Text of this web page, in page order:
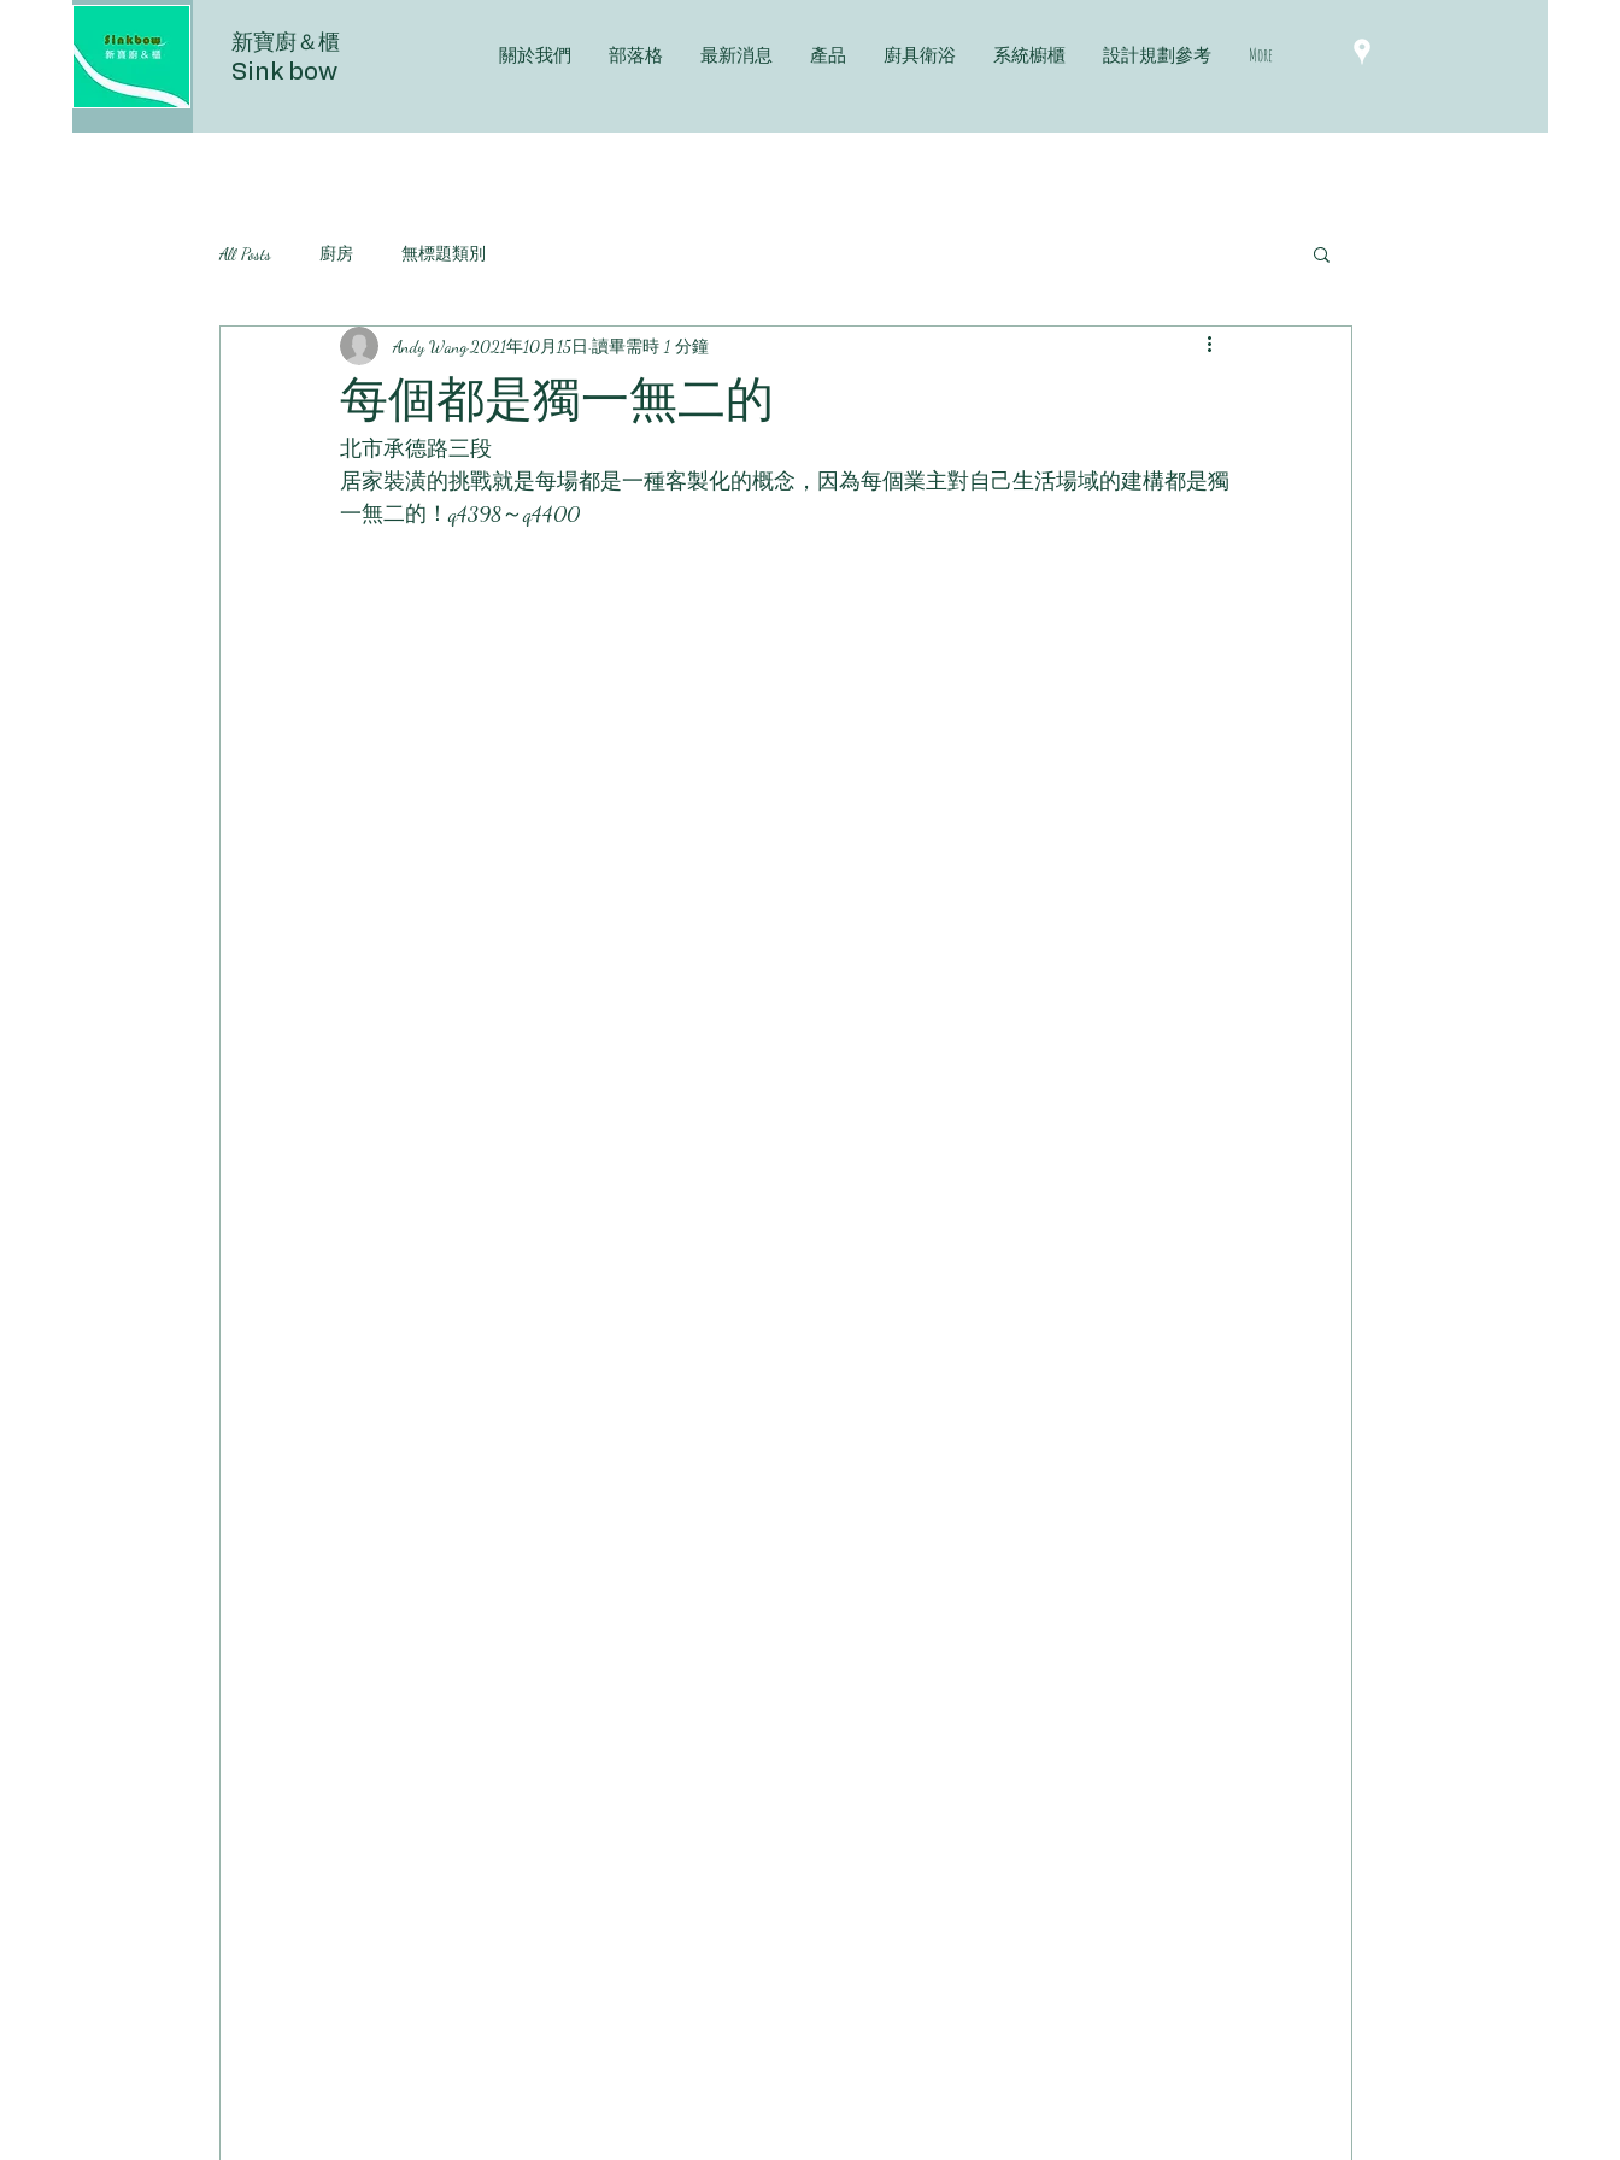
新寶廚＆櫃
Sink bow
關於我們 部落格 最新消息 產品 廚具衛浴 系統櫥櫃 設計規劃參考 More
All Posts 廚房 無標題類別
每個都是獨一無二的
Andy Wang2021年10月15日 讀畢需時 1 分鐘
北市承德路三段
居家裝潢的挑戰就是每場都是一種客製化的概念，因為每個業主對自己生活場域的建構都是獨
一無二的！q4398～q4400